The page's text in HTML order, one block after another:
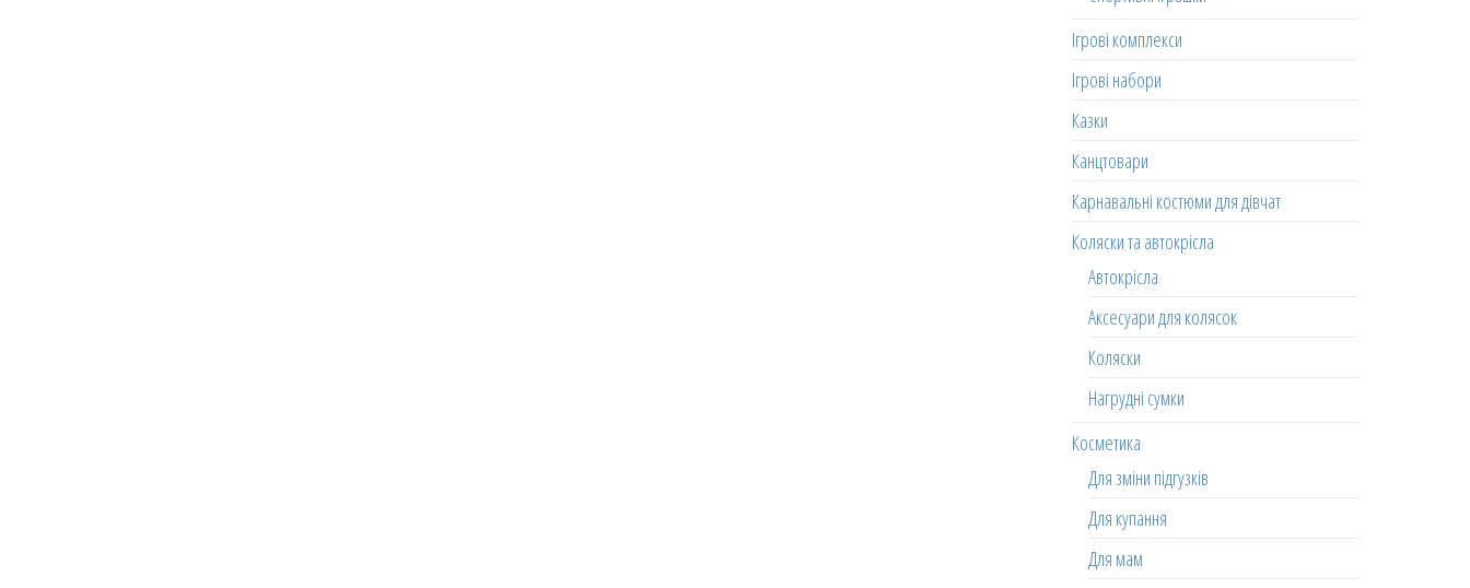
Ігрові комплекси
Ігрові набори
Казки
Канцтовари
Карнавальні костюми для дівчат
Коляски та автокрісла
Автокрісла
Аксесуари для колясок
Коляски
Нагрудні сумки
Косметика
Для зміни підгузків
Для купання
Для мам